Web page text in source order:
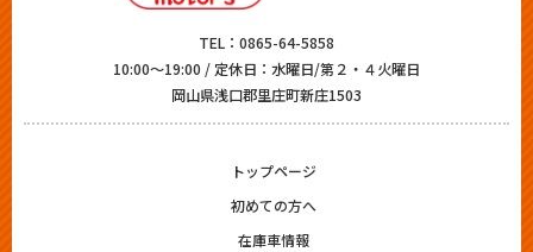
TEL： 0865-64-5858
10:00～19:00 / 定休日：水曜日/第２・４火曜日
岡山県浅口郡里庄町新庄1503
トップページ
初めての方へ
在庫車情報